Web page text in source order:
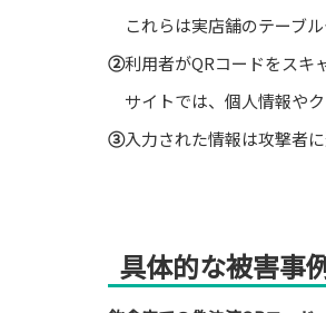
これらは実店舗のテーブル
②利用者がQRコードをスキ
サイトでは、個人情報や
③入力された情報は攻撃者
具体的な被害事